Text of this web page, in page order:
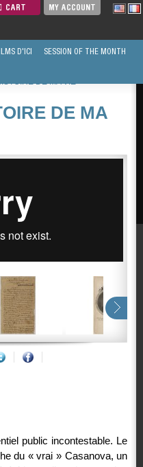
CART MY ACCOUNT
D'ICI SESSION OF THE MONTH
DE MA VIE
DE MA
public incontestable. Le
du « vrai » Casanova, un